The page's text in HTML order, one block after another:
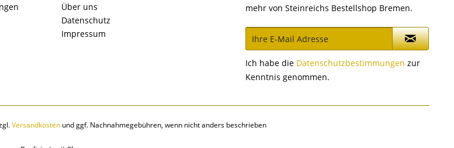
Über uns
Datenschutz
Impressum
mehr von Steinreichs Bestellshop Bremen.
Ich habe die Datenschutzbestimmungen zur
Kenntnis genommen.
Versandkostenund ggf. Nachnahmegebühren, wenn nicht anders beschrieben